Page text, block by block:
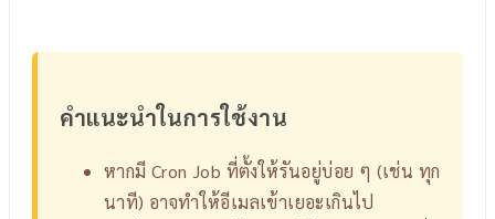
คำแนะนำในการใช้งาน
หากมี Cron Job ที่ตั้งให้รันอยู่บ่อย ๆ (เช่น ทุก
นาที) อาจทำให้อีเมลเข้าเยอะเกินไป